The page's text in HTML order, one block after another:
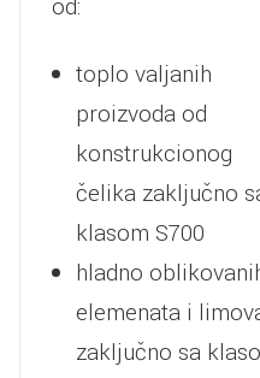
od:
toplo valjanih
proizvoda od
konstrukcionog
čelika zaključno
klasom S700
hladno
elemenata i
zaključno sa